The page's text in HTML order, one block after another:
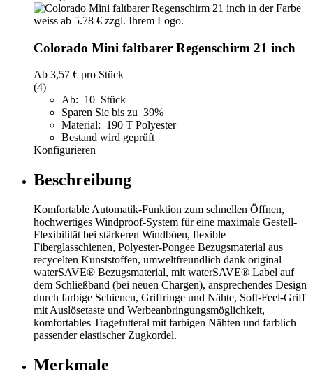
Colorado Mini faltbarer Regenschirm 21 inch
Ab 3,57 € pro Stück
(4)
Ab: 10 Stück
Sparen Sie bis zu 39%
Material: 190 T Polyester
Bestand wird geprüft
Konfigurieren
Beschreibung
Komfortable Automatik-Funktion zum schnellen Öffnen,
hochwertiges Windproof-System für eine maximale Gestell-
Flexibilität bei stärkeren Windböen, flexible
Fiberglasschienen, Polyester-Pongee Bezugsmaterial aus
recycelten Kunststoffen, umweltfreundlich dank original
waterSAVE® Bezugsmaterial, mit waterSAVE® Label auf
dem Schließband (bei neuen Chargen), ansprechendes Design
durch farbige Schienen, Griffringe und Nähte, Soft-Feel-Griff
mit Auslösetaste und Werbeanbringungsmöglichkeit,
komfortables Tragefutteral mit farbigen Nähten und farblich
passender elastischer Zugkordel.
Merkmale